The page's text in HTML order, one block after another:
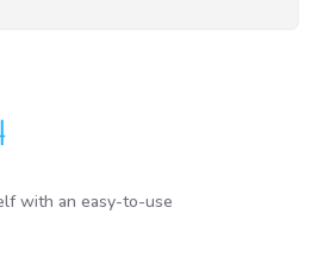
with an easy-to-use